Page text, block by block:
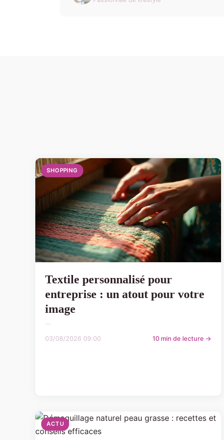
SHOPPING
Textile personnalisé pour
entreprise : un atout pour votre
image
...
03/08/2026 09:00 10 min de lecture →
ACTU